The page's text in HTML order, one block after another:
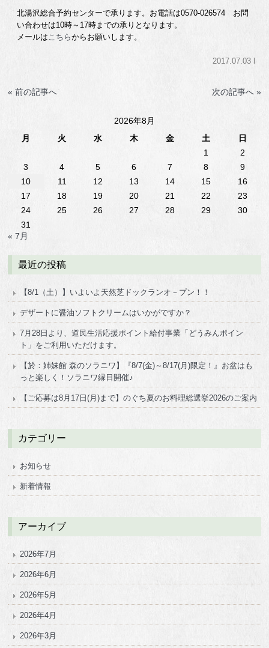
北湯沢総合予約センターで承ります。お電話は0570-026574 お問
い合わせは10時～17時までの承りとなります。
メールはこちらからお願いします。
2017.07.03 l
« 前の記事へ 次の記事へ »
2026年8月
月
火 水 木 金 土
日
1
2
3
4 5 6 7 8
9
10
11 12 13 14 15
16
17
18 19 20 21 22
23
24
25 26 27 28 29
30
31
« 7月
最近の投稿
【8/1（土）】いよいよ天然芝ドックランオ－プン！！
デザートに醤油ソフトクリームはいかがですか？
7月28日より、道民生活応援ポイント給付事業「どうみんポイン
ト」をご利用いただけます。
【於：姉妹館 森のソラニワ】『8/7(金)～8/17(月)限定！』お盆はも
っと楽しく！ソラニワ縁日開催♪
【ご応募は8月17日(月)まで】のぐち夏のお料理総選挙2026のご案内
カテゴリー
お知らせ
新着情報
アーカイブ
2026年7月
2026年6月
2026年5月
2026年4月
2026年3月